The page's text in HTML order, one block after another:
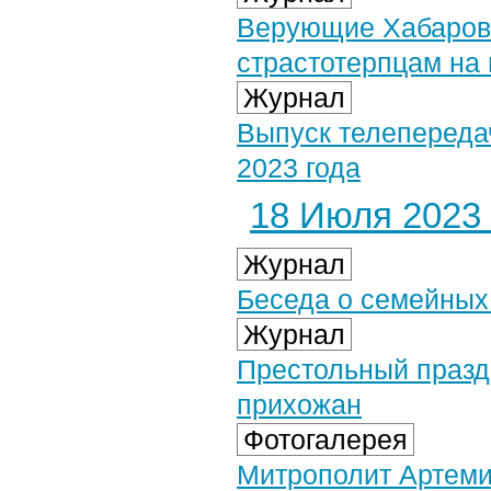
Верующие
страстотерпцам
Журнал
Выпуск
2023 года
18 Июля 2023
Журнал
Беседа о семейных
Журнал
Престольный
прихожан
Фотогалерея
Митрополит